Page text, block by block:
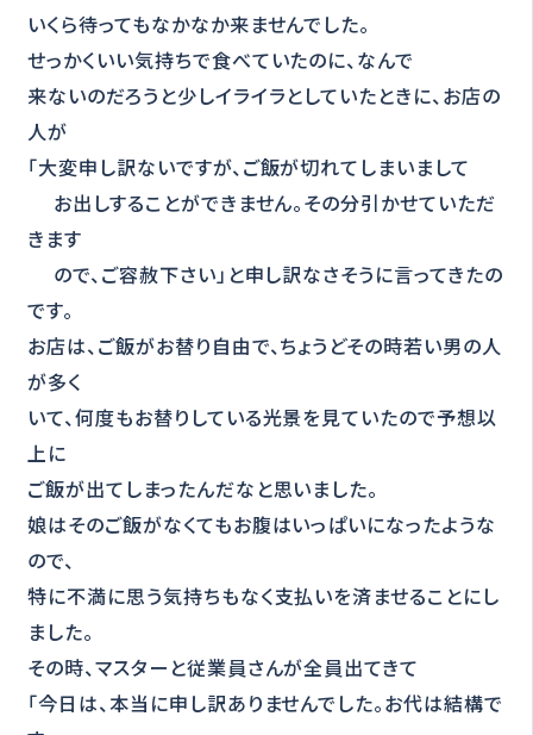
いくら待ってもなかなか来ませんでした。
せっかくいい気持ちで食べていたのに、なんで
来ないのだろうと少しイライラとしていたときに、お店の
人が
「大変申し訳ないですが、ご飯が切れてしまいまして
お出しすることができません。その分引かせていただ
きます
ので、ご容赦下さい」と申し訳なさそうに言ってきたの
です。
お店は、ご飯がお替り自由で、ちょうどその時若い男の人
が多く
いて、何度もお替りしている光景を見ていたので予想以
上に
ご飯が出てしまったんだなと思いました。
娘はそのご飯がなくてもお腹はいっぱいになったような
ので、
特に不満に思う気持ちもなく支払いを済ませることにし
ました。
その時、マスターと従業員さんが全員出てきて
「今日は、本当に申し訳ありませんでした。お代は結構で